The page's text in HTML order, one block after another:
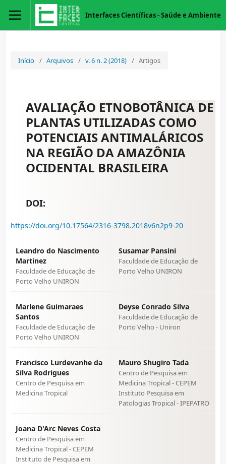
Interfaces Científicas - Saúde e Ambiente
Início / Arquivos / v. 6 n. 2 (2018) / Artigos
AVALIAÇÃO ETNOBOTÂNICA DE
PLANTAS UTILIZADAS COMO
POTENCIAIS ANTIMALÁRICOS
NA REGIÃO DA AMAZÔNIA
OCIDENTAL BRASILEIRA
DOI:
https://doi.org/10.17564/2316-3798.2018v6n2p9-20
Leandro do Nascimento
Martinez
Faculdade de Educação de
Porto Velho UNIRON
Susamar Pansini
Faculdade de Educação de
Porto Velho UNIRON
Marlene Guimaraes
Santos
Faculdade de Educação de
Porto Velho UNIRON
Deyse Conrado Silva
Faculdade de Educação de
Porto Velho - Uniron
Francisco Lurdevanhe da
Silva Rodrigues
Centro de Pesquisa em
Medicina Tropical
Mauro Shugiro Tada
Centro de Pesquisa em
Medicina Tropical - CEPEM
Instituto Pesquisa em
Patologias Tropical - IPEPATRO
Joana D'Arc Neves Costa
Centro de Pesquisa em
Medicina Tropical - CEPEM
Instituto de Pesquisa em